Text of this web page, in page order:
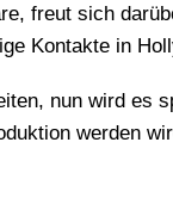
freut sich
Kon­tak­te in
nun wird es
wer­den